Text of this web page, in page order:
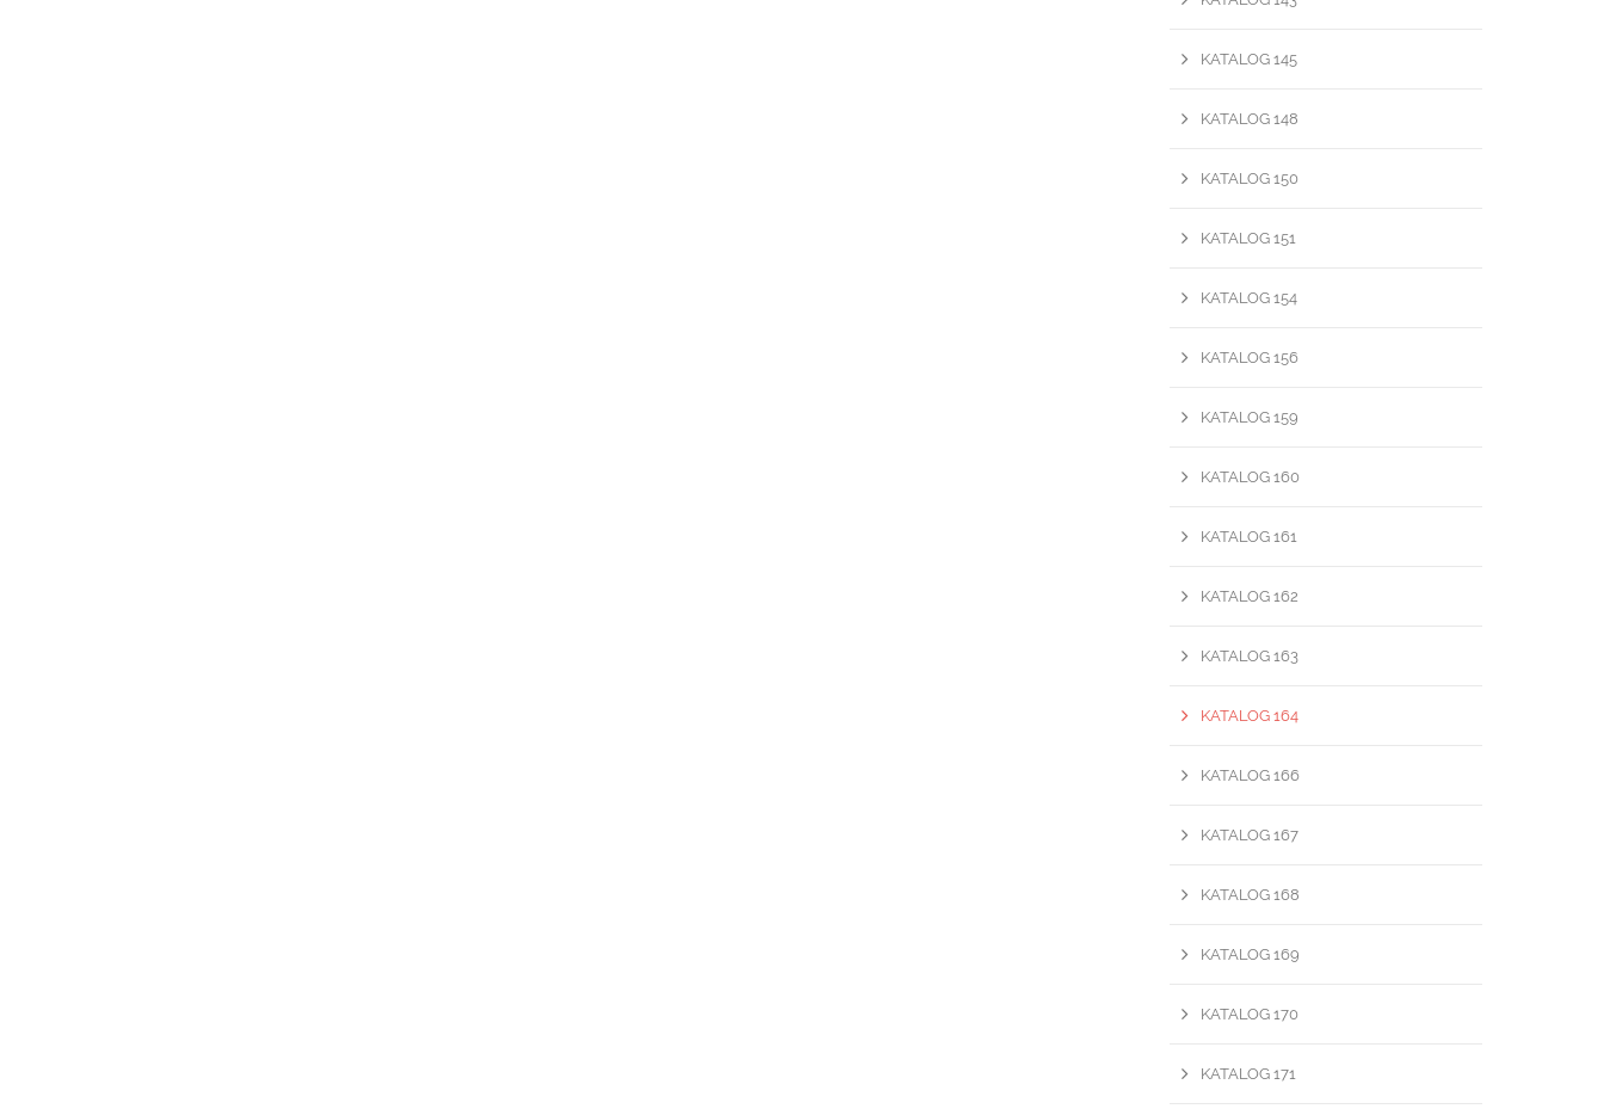
KATALOG 145
KATALOG 148
KATALOG 150
KATALOG 151
KATALOG 154
KATALOG 156
KATALOG 159
KATALOG 160
KATALOG 161
KATALOG 162
KATALOG 163
KATALOG 164
KATALOG 166
KATALOG 167
KATALOG 168
KATALOG 169
KATALOG 170
KATALOG 171